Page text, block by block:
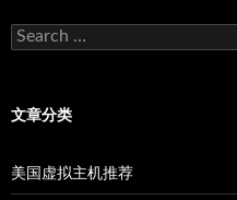
Search
for:
文章分类
美国虚拟主机推荐